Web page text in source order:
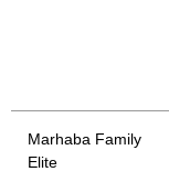
Marhaba Family
Elite